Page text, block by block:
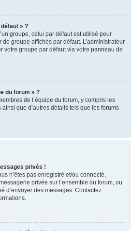
défaut » ?
groupe, celui par défaut est utilisé pour
groupe affichés par défaut. L’administrateur
votre groupe par défaut via votre panneau de
du forum » ?
de l’équipe du forum, y compris les
que d’autres détails tels que les forums
privés !
n’êtes pas enregistré et/ou connecté,
privée sur l’ensemble du forum, ou
d’envoyer des messages. Contactez